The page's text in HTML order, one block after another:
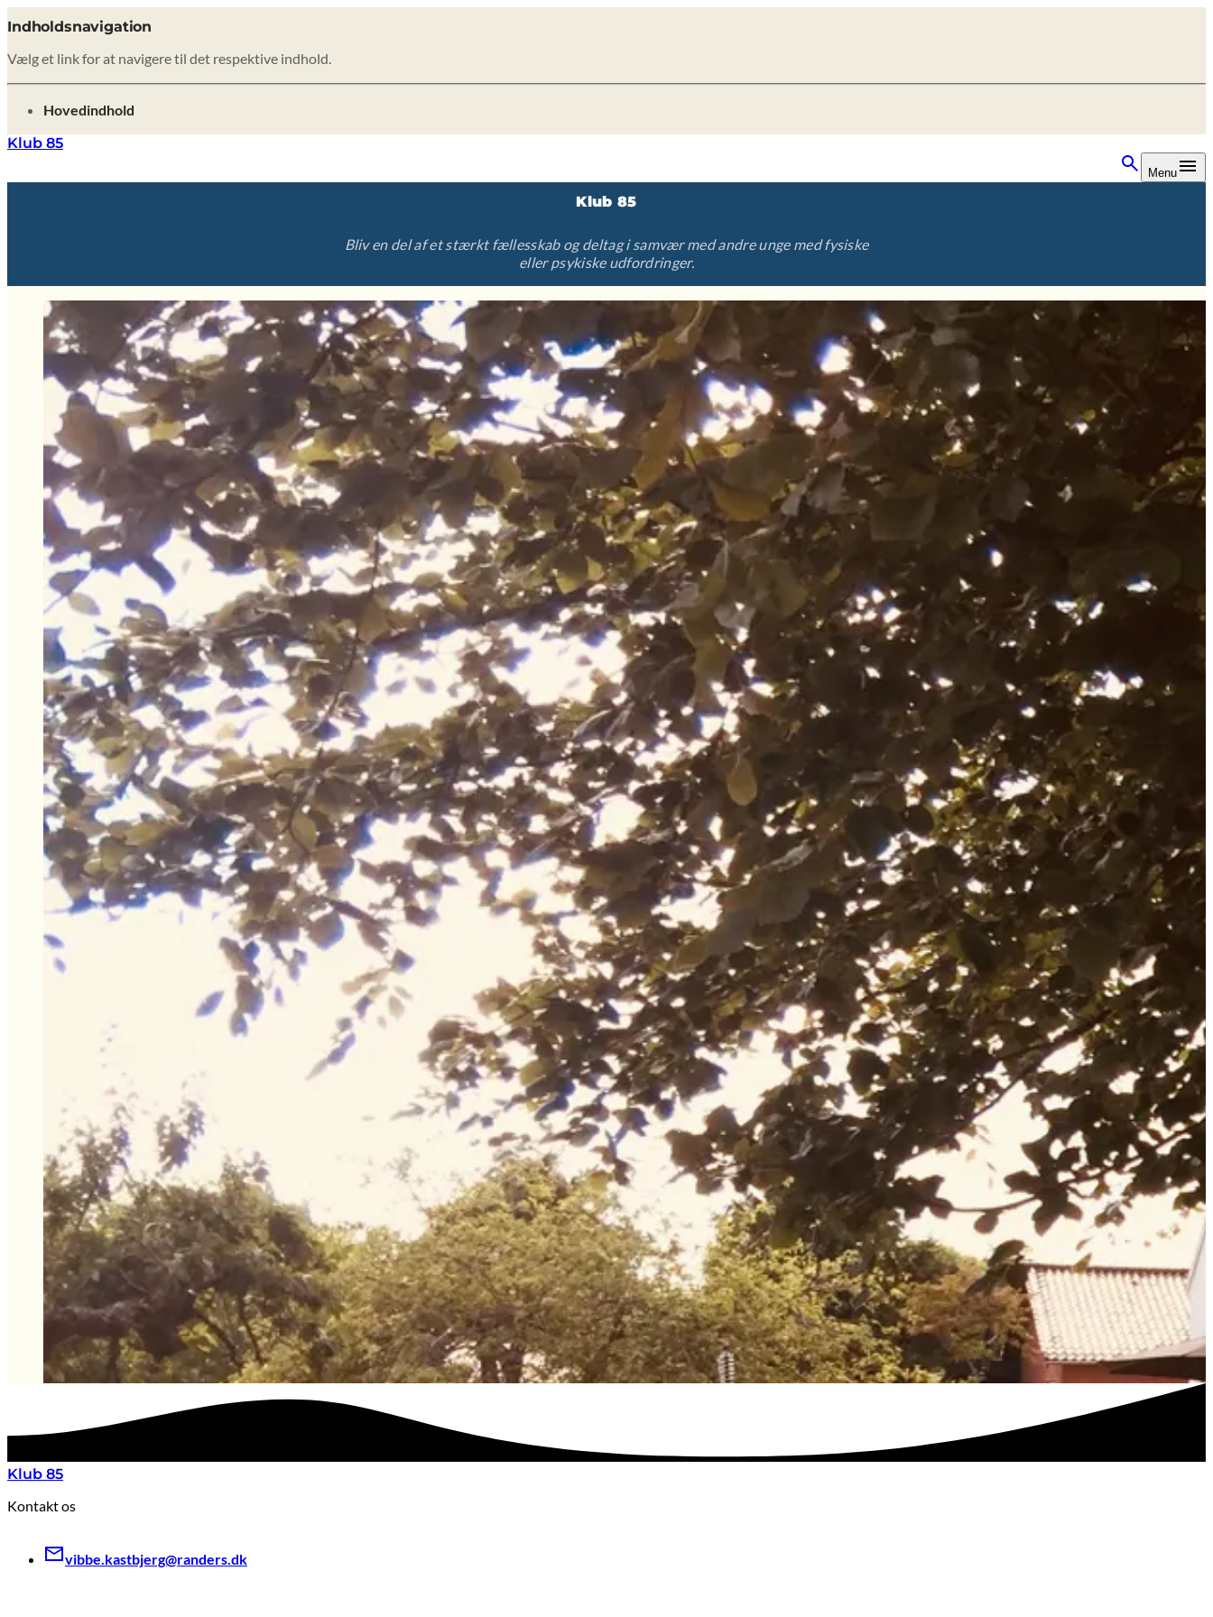
Indholdsnavigation
Vælg et link for at navigere til det respektive indhold.
gå til
Hovedindhold
Klub 85
Menu
Klub 85
Bliv en del af et stærkt fællesskab og deltag i samvær med andre unge med fysiske
eller psykiske udfordringer.
Klub 85
Kontakt os
vibbe.kastbjerg@randers.dk